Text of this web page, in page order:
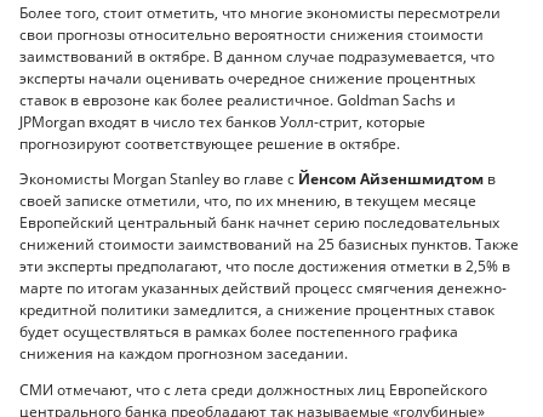
Более того, стоит отметить, что многие экономисты пересмотрели
свои прогнозы относительно вероятности снижения стоимости
заимствований в октябре. В данном случае подразумевается, что
эксперты начали оценивать очередное снижение процентных
ставок в еврозоне как более реалистичное. Goldman Sachs и
JPMorgan входят в число тех банков Уолл-стрит, которые
прогнозируют соответствующее решение в октябре.
Экономисты Morgan Stanley во главе с Йенсом Айзеншмидтом в
своей записке отметили, что, по их мнению, в текущем месяце
Европейский центральный банк начнет серию последовательных
снижений стоимости заимствований на 25 базисных пунктов. Также
эти эксперты предполагают, что после достижения отметки в 2,5% в
марте по итогам указанных действий процесс смягчения денежно-
кредитной политики замедлится, а снижение процентных ставок
будет осуществляться в рамках более постепенного графика
снижения на каждом прогнозном заседании.
СМИ отмечают, что с лета среди должностных лиц Европейского
центрального банка преобладают так называемые «голубиные»